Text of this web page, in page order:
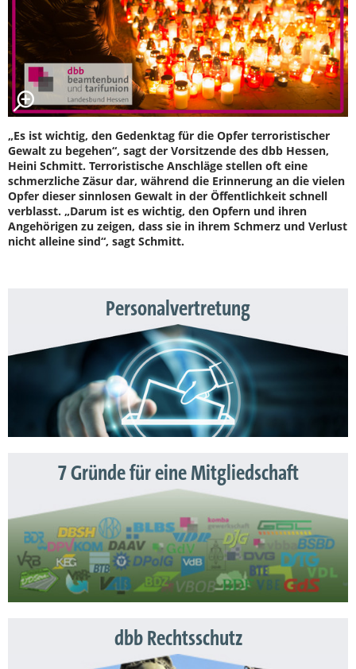
„Es ist wichtig, den Gedenktag für die Opfer terroristischer
Gewalt zu begehen“, sagt der Vorsitzende des dbb Hessen,
Heini Schmitt. Terroristische Anschläge stellen oft eine
schmerzliche Zäsur dar, während die Erinnerung an die vielen
Opfer dieser sinnlosen Gewalt in der Öffentlichkeit schnell
verblasst. „Darum ist es wichtig, den Opfern und ihren
Angehörigen zu zeigen, dass sie in ihrem Schmerz und Verlust
nicht alleine sind“, sagt Schmitt.
Personalvertretung
7 Gründe für eine Mitgliedschaft
dbb Rechtsschutz